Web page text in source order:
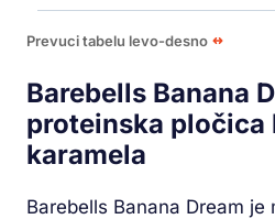
Prevuci tabelu levo-desno
Barebells Banana
proteinska pločica
karamela
Barebells Banana Dream je